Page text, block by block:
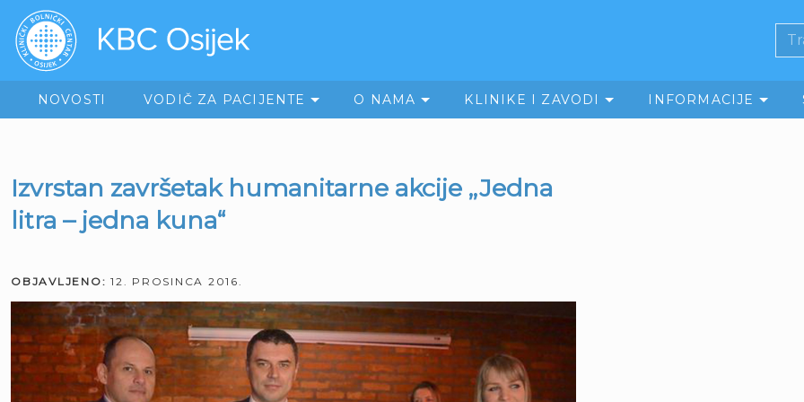
NOVOSTI VODIČ ZA PACIJENTE O NAMA KLINIKE I ZAVODI INFORMACIJE
Izvrstan završetak humanitarne akcije „Jedna
litra – jedna kuna“
OBJAVLJENO: 12. PROSINCA 2016.